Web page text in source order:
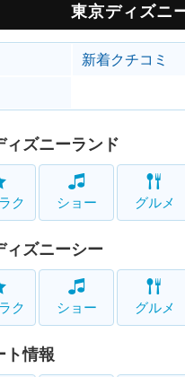
東京ディズニ
新着クチコミ
ィズニーランド
ク ショー グルメ
ィズニーシー
ク ショー グルメ
ト情報